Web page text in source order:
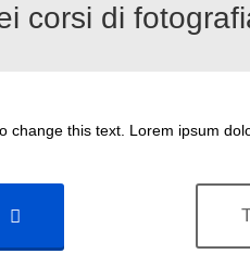
corsi di
change this text. Lorem ipsum